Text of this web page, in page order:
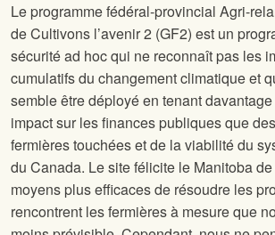
Le programme fédéral-provincial Agri-
de Cultivons l’avenir 2 (GF2) est un
sécurité ad hoc qui ne reconnaît pas les
cumulatifs du changement climatique et
semble être déployé en tenant
impact sur les finances publiques que
fermières touchées et de la viabilité du
du Canada. Le sitefélicite le Manitoba
moyens plus efficaces de résoudre les
rencontrent les fermières à mesure que